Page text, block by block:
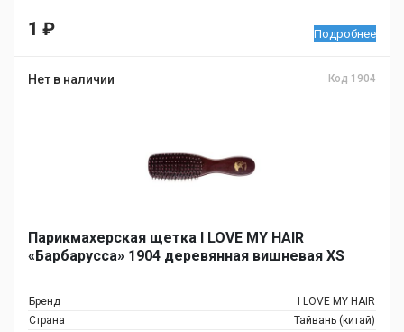
1 ₽ Подробнее
Нет в наличии Код 1904
Парикмахерская щетка I LOVE MY HAIR
«Барбарусса» 1904 деревянная вишневая XS
Бренд
I LOVE MY HAIR
Страна
Тайвань (китай)